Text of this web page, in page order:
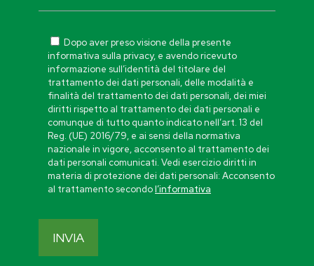
Dopo aver preso visione della presente
informativa sulla privacy, e avendo ricevuto
informazione sull’identità del titolare del
trattamento dei dati personali, delle modalità e
finalità del trattamento dei dati personali, dei miei
diritti rispetto al trattamento dei dati personali e
comunque di tutto quanto indicato nell’art. 13 del
Reg. (UE) 2016/79, e ai sensi della normativa
nazionale in vigore, acconsento al trattamento dei
dati personali comunicati. Vedi esercizio diritti in
materia di protezione dei dati personali: Acconsento
al trattamento secondol’informativa